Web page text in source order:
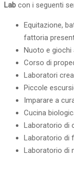
Lab con i seguenti
Equitazione,
fattoria
Nuoto e giochi
Corso di
Laboratori
Piccole
Imparare a
Cucina
Laboratorio di
Laboratorio di
Laboratorio di